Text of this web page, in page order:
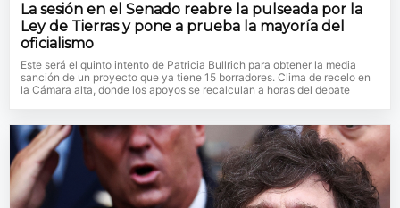
La sesión en el Senado reabre la pulseada por la
Ley de Tierras y pone a prueba la mayoría del
oficialismo
Este será el quinto intento de Patricia Bullrich para obtener la media
sanción de un proyecto que ya tiene 15 borradores. Clima de recelo en
la Cámara alta, donde los apoyos se recalculan a horas del debate